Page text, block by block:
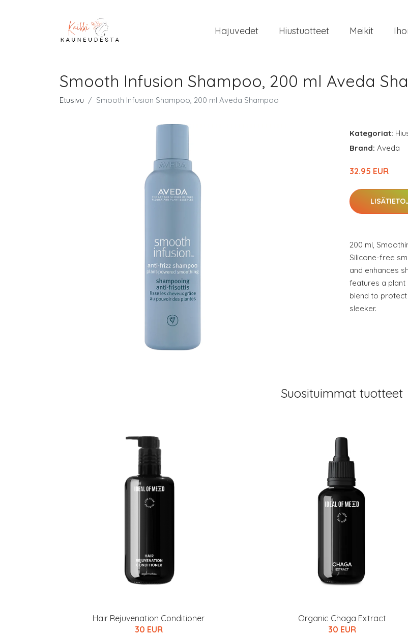
Hajuvedet Hiustuotteet Meikit
Smooth Infusion Shampoo, 200 ml Aveda
Etusivu Smooth Infusion Shampoo, 200 ml Aveda Shampoo
Kategoriat:
Brand: Aveda
32.95 EUR
200 ml,
Silicone-free
and enhances
features a plant
blend to
sleeker.
Suosituimmat tuotteet
Hair Rejuvenation Conditioner
30 EUR
Organic Chaga Extract
30 EUR